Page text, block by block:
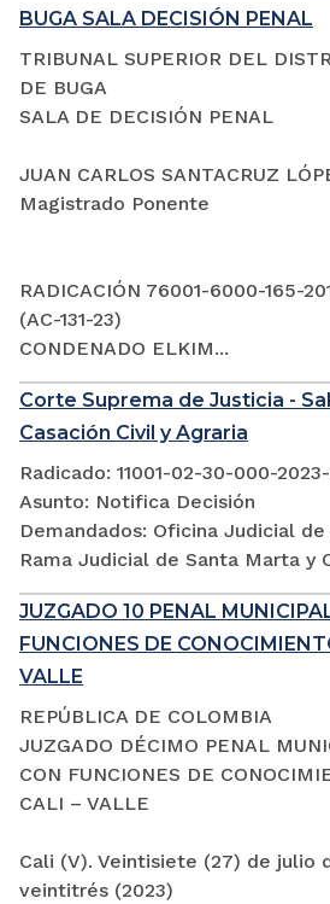
BUGA SALA DECISIÓN PENAL
TRIBUNAL SUPERIOR DEL
DE BUGA
SALA DE DECISIÓN PENAL
JUAN CARLOS SANTACRUZ
Magistrado Ponente
RADICACIÓN 76001-6000-165-
(AC-131-23)
CONDENADO ELKIM...
Corte Suprema de Justicia -
Casación Civil y Agraria
Radicado: 11001-02-30-000-
Asunto: Notifica Decisión
Demandados: Oficina Judicial
Rama Judicial de Santa Marta y
JUZGADO 10 PENAL
FUNCIONES DE
VALLE
REPÚBLICA DE COLOMBIA
JUZGADO DÉCIMO PENAL
CON FUNCIONES DE
CALI – VALLE
Cali (V). Veintisiete (27) de julio
veintitrés (2023)